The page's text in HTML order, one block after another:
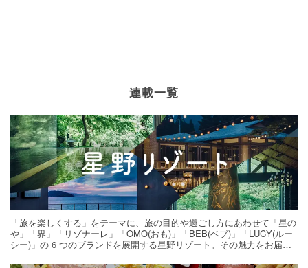
連載一覧
「旅を楽しくする」をテーマに、旅の目的や過ごし方にあわせて「星の
や」「界」「リゾナーレ」「OMO(おも)」「BEB(ベブ)」「LUCY(ルー
シー)」の 6 つのブランドを展開する星野リゾート。その魅力をお届け